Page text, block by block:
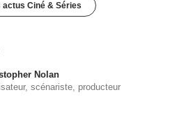
actus Ciné & Séries
Nolan
scénariste, producteur